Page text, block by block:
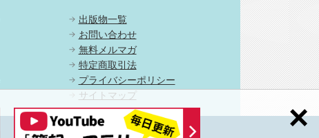
出版物一覧
お問い合わせ
無料メルマガ
特定商取引法
プライバシーポリシー
サイトマップ
Copyright c 2006-2017 簿記検定１級・２